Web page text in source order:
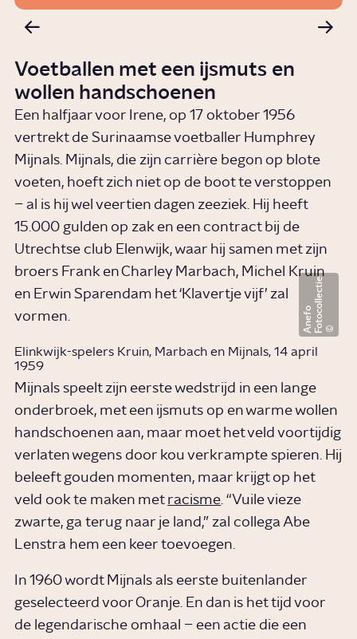
Voetballen met een ijsmuts en
wollen handschoenen
Een halfjaar voor Irene, op 17 oktober 1956
vertrekt de Surinaamse voetballer Humphrey
Mijnals. Mijnals, die zijn carrière begon op blote
voeten, hoeft zich niet op de boot te verstoppen
– al is hij wel veertien dagen zeeziek. Hij heeft
15.000 gulden op zak en een contract bij de
Utrechtse club Elenwijk, waar hij samen met zijn
broers Frank en Charley Marbach, Michel Kruin
en Erwin Sparendam het ‘Klavertje vijf’ zal
vormen.
F
o
t
o
c
o
l
l
e
c
t
i
e
A
n
e
f
o
Elinkwijk-spelers Kruin, Marbach en Mijnals, 14 april
1959
Mijnals speelt zijn eerste wedstrijd in een lange
onderbroek, met een ijsmuts op en warme wollen
handschoenen aan, maar moet het veld voortijdig
verlaten wegens door kou verkrampte spieren. Hij
beleeft gouden momenten, maar krijgt op het
veld ook te maken met racisme. “Vuile vieze
zwarte, ga terug naar je land,” zal collega Abe
Lenstra hem een keer toevoegen.
In 1960 wordt Mijnals als eerste buitenlander
geselecteerd voor Oranje. En dan is het tijd voor
de legendarische omhaal – een actie die een